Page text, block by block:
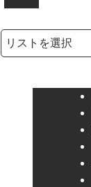
検索リストの選択